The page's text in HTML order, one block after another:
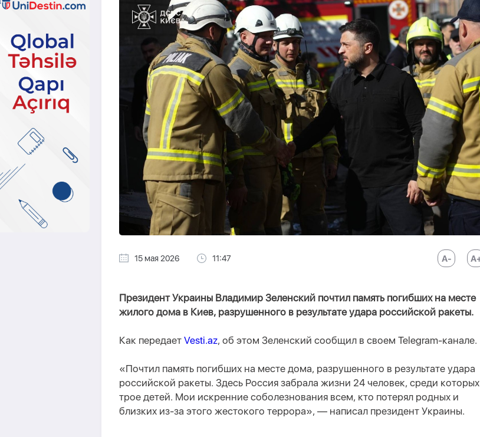
15 мая 2026 11:47
Президент Украины Владимир Зеленский почтил память погибших на месте
жилого дома в Киев, разрушенного в результате удара российской ракеты.
Как передает Vesti.az, об этом Зеленский сообщил в своем Telegram-канале.
«Почтил память погибших на месте дома, разрушенного в результате удара
российской ракеты. Здесь Россия забрала жизни 24 человек, среди которых
трое детей. Мои искренние соболезнования всем, кто потерял родных и
близких из-за этого жестокого террора», — написал президент Украины.